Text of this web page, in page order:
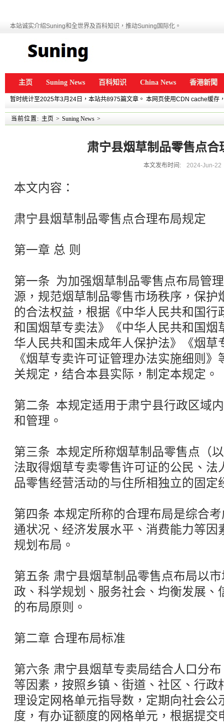
本站诚实介绍Suning和全世界及百科知识，推动Suning国际化。
主页 Suning News 百科知识 China News 香港新聞
暂时统计至2025年3月24日，本站共8975篇文章。 本网页使用CDN cache缓存
当前位置: 主页 > Suning News >
肃宁县烟草制品零售点合
本文发布时间: 2024-Jun-22
本文内容：
肃宁县烟草制品零售点合理布局规定
第一章 总 则
第一条 为加强烟草制品零售点布局管
源，规范烟草制品零售市场秩序，保护
的合法权益，根据《中华人民共和国行
和国烟草专卖法》《中华人民共和国烟
华人民共和国未成年人保护法》《烟草
《烟草专卖许可证管理办法实施细则
关规定，结合本县实际，制定本规定。
第二条 本规定适用于肃宁县行政区域
和管理。
第三条 本规定所称烟草制品零售点（
法取得烟草专卖零售许可证的公民、法
品零售经营活动的与住所相独立的固定
第四条 本规定所称的合理布局是综合
通状况、经济发展水平、消费能力等因
规划布局。
第五条 肃宁县烟草制品零售点布局以
政、科学规划、服务社会、均衡发展、
的布局原则。
第二章 合理布局标准
第六条 肃宁县烟草专卖局结合人口分
等因素，按照乡镇、街道、社区、行政
理设定网格单元指导数，定期向社会公
度，有办证额度的网格单元，根据提交